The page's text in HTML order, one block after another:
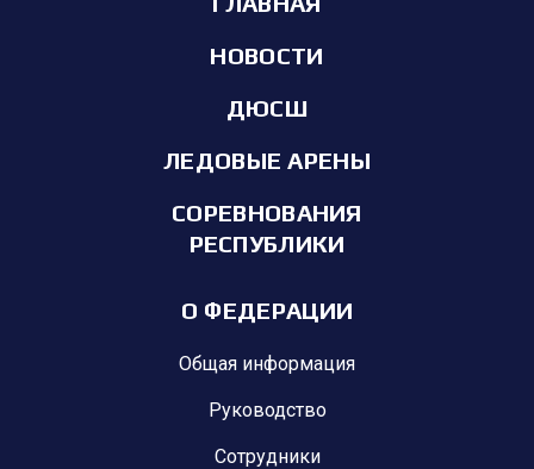
НОВОСТИ
ДЮСШ
ЛЕДОВЫЕ АРЕНЫ
СОРЕВНОВАНИЯ
РЕСПУБЛИКИ
О ФЕДЕРАЦИИ
Общая информация
Руководство
Сотрудники